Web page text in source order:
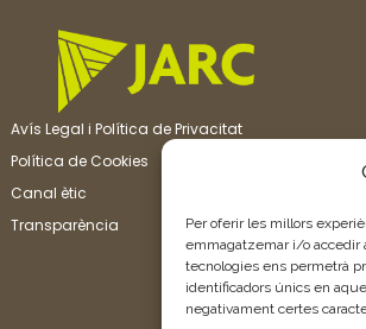
Per oferir les millors
emmagatzemar i/o accedir
tecnologies ens permetrà
identificadors únics en
negativament certes
Avís Legal i Política de Privacitat
Política de Cookies
Canal ètic
Transparència